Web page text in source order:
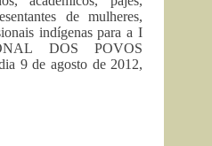
de mulheres,
indígenas para a I
DOS POVOS
9 de agosto de 2012,